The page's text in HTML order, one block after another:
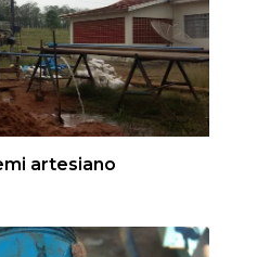
artesiano